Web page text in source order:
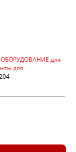
для
для